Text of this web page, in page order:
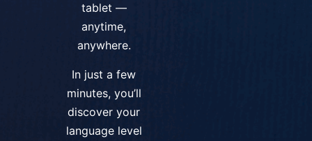
tablet —
anytime,
anywhere.
In just a few
minutes, you’ll
discover your
language level